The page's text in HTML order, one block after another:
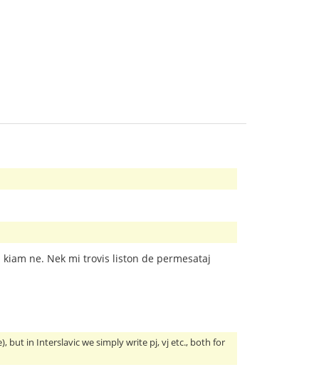
ne. Nek mi trovis liston de permesataj
but in Interslavic we simply write pj, vj etc., both for